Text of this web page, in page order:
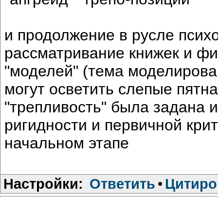
и продолжение в русле
рассматривание книжек и
"моделей" (тема
могут осветить слепые
"трепливость" была задана
ригидности и первичной
начальном этапе
Настройки: Ответить •